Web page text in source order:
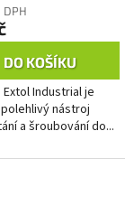
DPH
DO KOŠÍKU
Industrial je
nástroj
a šroubování do...